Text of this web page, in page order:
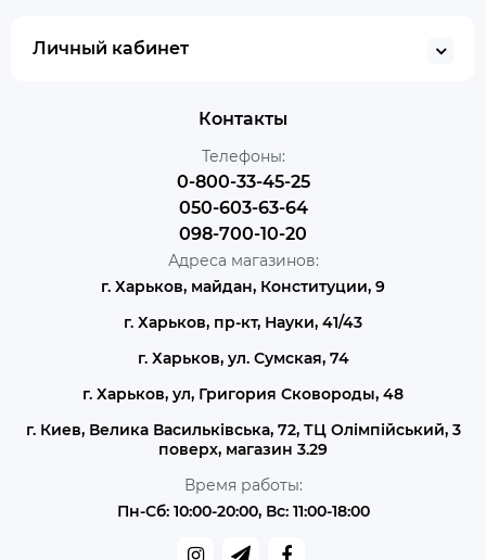
Личный кабинет
Контакты
Телефоны:
0-800-33-45-25
050-603-63-64
098-700-10-20
Адреса магазинов:
г. Харьков, майдан, Конституции, 9
г. Харьков, пр-кт, Науки, 41/43
г. Харьков, ул. Сумская, 74
г. Харьков, ул, Григория Сковороды, 48
г. Киев, Велика Васильківська, 72, ТЦ Олімпійський, 3
поверх, магазин 3.29
Время работы:
Пн-Сб: 10:00-20:00, Вс: 11:00-18:00